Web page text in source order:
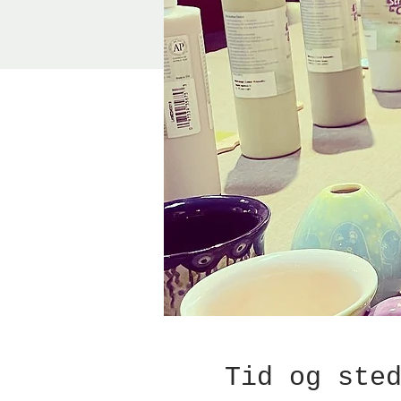
Tid og sted